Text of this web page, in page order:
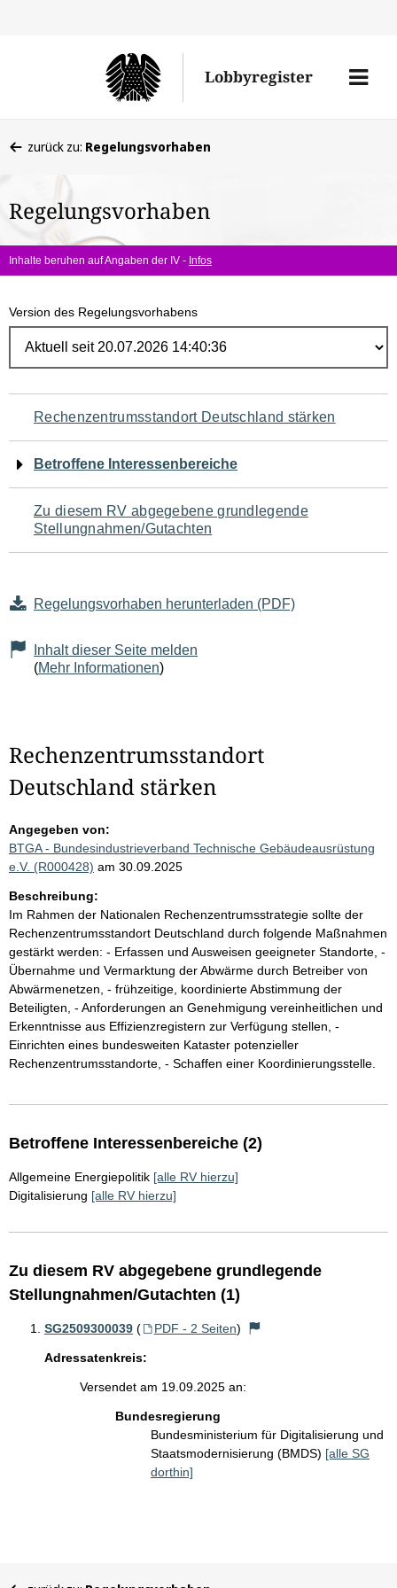
Lobbyregister
Menü
befinden
hier:
zurück zu: Regelungsvorhaben
Regelungsvorhaben
Inhalte beruhen auf Angaben der IV - Infos
Version des Regelungsvorhabens
Navigation
für
den
Seiteninhalt
Rechenzentrumsstandort Deutschland stärken
Betroffene Interessenbereiche
Zu diesem RV abgegebene grundlegende
Stellungnahmen/Gutachten
Regelungsvorhaben herunterladen (PDF)
Inhalt dieser Seite melden
(Mehr Informationen)
Rechenzentrumsstandort
Deutschland stärken
Angegeben von:
BTGA - Bundesindustrieverband Technische Gebäudeausrüstung
e.V. (R000428) am 30.09.2025
Beschreibung:
Im Rahmen der Nationalen Rechenzentrumsstrategie sollte der
Rechenzentrumsstandort Deutschland durch folgende Maßnahmen
gestärkt werden: - Erfassen und Ausweisen geeigneter Standorte, -
Übernahme und Vermarktung der Abwärme durch Betreiber von
Abwärmenetzen, - frühzeitige, koordinierte Abstimmung der
Beteiligten, - Anforderungen an Genehmigung vereinheitlichen und
Erkenntnisse aus Effizienzregistern zur Verfügung stellen, -
Einrichten eines bundesweiten Kataster potenzieller
Rechenzentrumsstandorte, - Schaffen einer Koordinierungsstelle.
Betroffene Interessenbereiche (2)
Allgemeine Energiepolitik [alle RV hierzu]
Digitalisierung [alle RV hierzu]
Zu diesem RV abgegebene grundlegende
Stellungnahmen/Gutachten (1)
SG2509300039 ( PDF - 2 Seiten)
Adressatenkreis:
Versendet am 19.09.2025 an:
Bundesregierung
Bundesministerium für Digitalisierung und
Staatsmodernisierung (BMDS) [alle SG
dorthin]